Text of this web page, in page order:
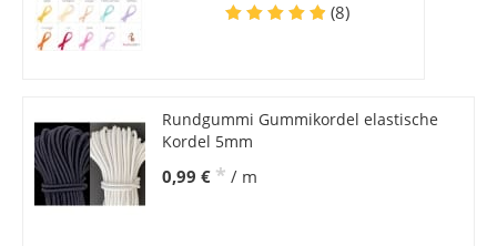
(8)
Rundgummi Gummikordel elastische
Kordel 5mm
0,99 € * / m